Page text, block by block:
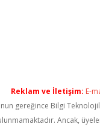
Reklam ve İletişim: E-
gereğince Bilgi
Ancak,